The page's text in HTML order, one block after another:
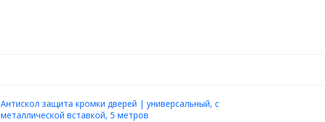
Антискол защита кромки дверей | универсальный, с
металлической вставкой, 5 метров